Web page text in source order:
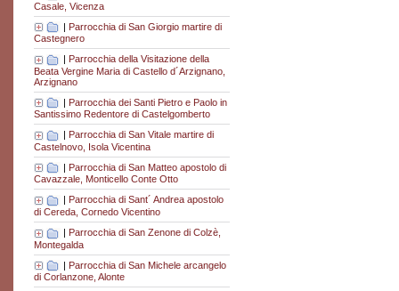
Casale, Vicenza
| Parrocchia di San Giorgio martire di
Castegnero
Parrocchia della Visitazione della
Beata Vergine Maria di Castello d´Arzignano,
Arzignano
| Parrocchia dei Santi Pietro e Paolo in
Santissimo Redentore di Castelgomberto
Parrocchia di San Vitale martire di
Castelnovo, Isola Vicentina
| Parrocchia di San Matteo apostolo di
Cavazzale, Monticello Conte Otto
Parrocchia di Sant´ Andrea apostolo
di Cereda, Cornedo Vicentino
| Parrocchia di San Zenone di Colzè,
Montegalda
| Parrocchia di San Michele arcangelo
di Corlanzone, Alonte